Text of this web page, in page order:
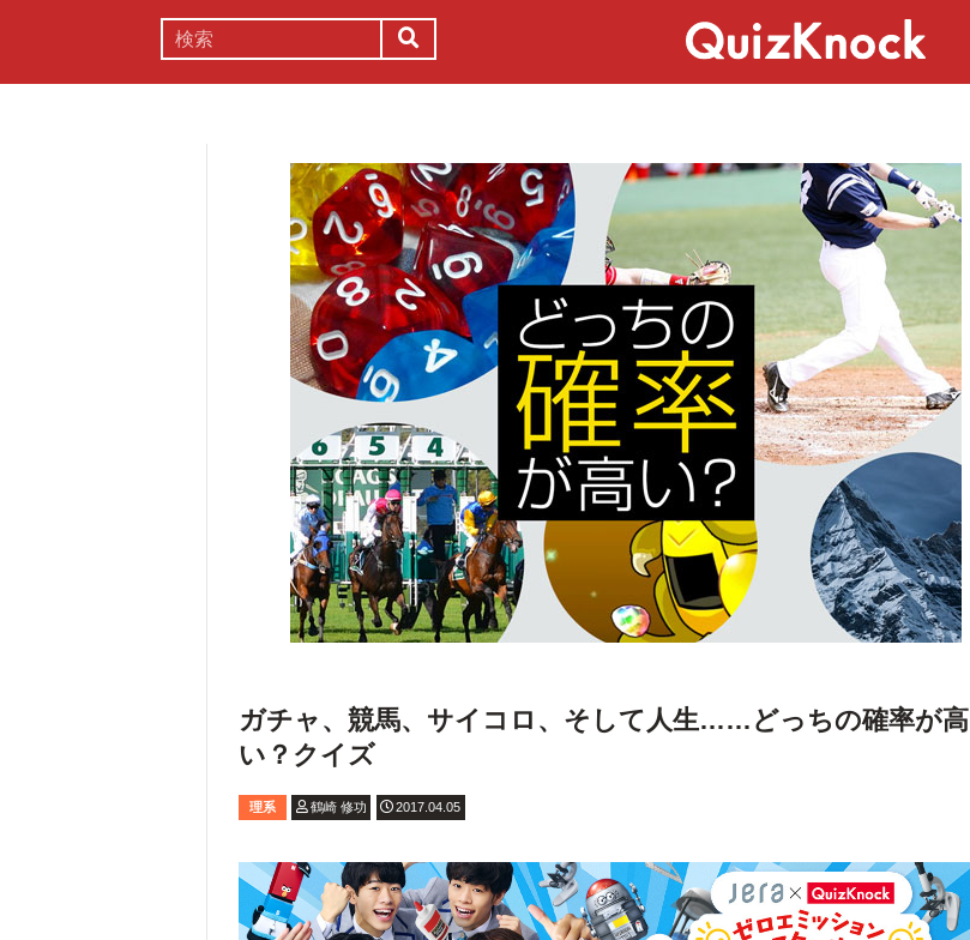
ガチャ、競馬、サイコロ、そして人生……どっちの確率が高
い？クイズ
理系 鶴崎 修功 2017.04.05